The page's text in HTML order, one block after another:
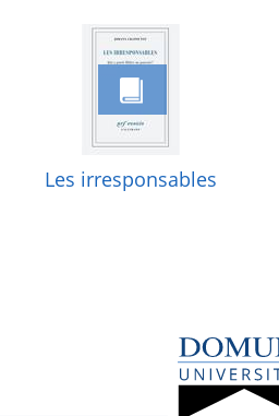
Les irresponsables